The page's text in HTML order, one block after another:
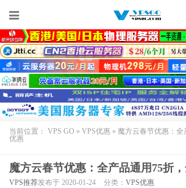
当前位置： VPS GO » VPS优惠 » 魔方云春节优惠：全
优惠
魔方云春节优惠：全产品通用75折
VPS推荐发布于 2020-01-24 分类： VPS优惠